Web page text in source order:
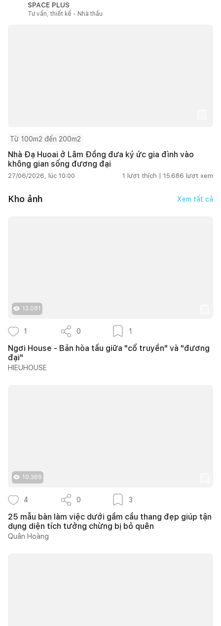
SPACE PLUS
Tư vấn, thiết kế - Nhà thầu
Từ 100m2 đến 200m2
Nhà Đạ Huoai ở Lâm Đồng đưa ký ức gia đình vào
không gian sống đương đại
27/06/2026, lúc 10:00 1 lượt thích | 15.686 lượt xem
Kho ảnh Xem tất cả
13.081
1 0 1
Ngơi House - Bản hòa tấu giữa "cổ truyền" và "đương
đại"
HIEUHOUSE
10.369
4 0 3
25 mẫu bàn làm việc dưới gầm cầu thang đẹp giúp tận
dụng diện tích tưởng chừng bị bỏ quên
Quân Hoàng